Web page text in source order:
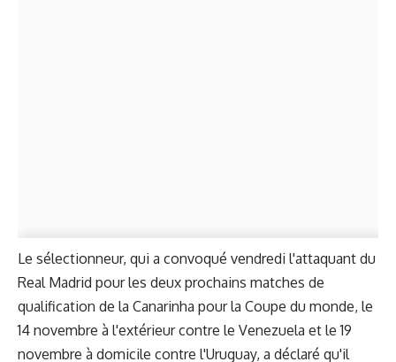
Le sélectionneur, qui a convoqué vendredi l'attaquant du
Real Madrid pour les deux prochains matches de
qualification de la Canarinha pour la Coupe du monde, le
14 novembre à l'extérieur contre le Venezuela et le 19
novembre à domicile contre l'Uruguay, a déclaré qu'il